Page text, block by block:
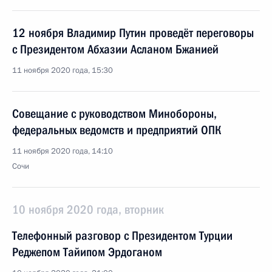
12 ноября Владимир Путин проведёт переговоры
с Президентом Абхазии Асланом Бжанией
11 ноября 2020 года, 15:30
Совещание с руководством Минобороны,
федеральных ведомств и предприятий ОПК
11 ноября 2020 года, 14:10
Сочи
10 ноября 2020 года, вторник
Телефонный разговор с Президентом Турции
Реджепом Тайипом Эрдоганом